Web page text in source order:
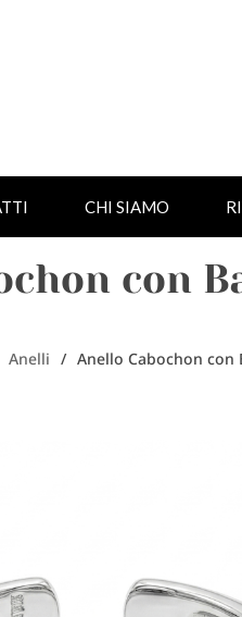
CHI SIAMO
con
Anelli / Anello Cabochon con